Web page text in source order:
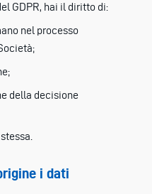
GDPR, hai il diritto di:
nel processo
della decisione
i dati